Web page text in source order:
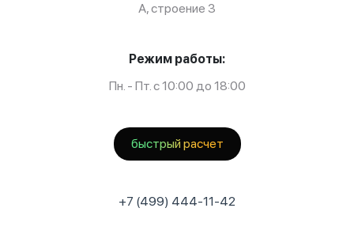
А, строение 3
Режим работы:
Пн. - Пт. с 10:00 до 18:00
быстрый расчет
+7 (499) 444-11-42